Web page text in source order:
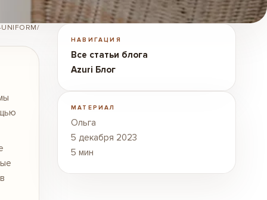
НАВИГАЦИЯ
Все статьи блога
Azuri Блог
МАТЕРИАЛ
Ольга
5 декабря 2023
5 мин